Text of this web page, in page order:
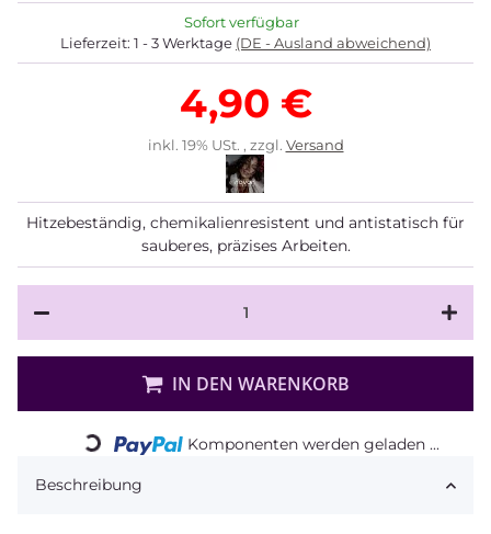
Sofort verfügbar
Lieferzeit: 1 - 3 Werktage (DE - Ausland abweichend)
4,90 €
inkl. 19% USt. , zzgl. Versand
Hitzebeständig, chemikalienresistent und antistatisch für
sauberes, präzises Arbeiten.
IN DEN WARENKORB
Loading... Komponenten werden geladen ...
Beschreibung